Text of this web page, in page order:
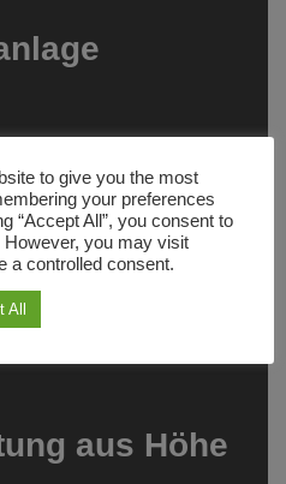
aus Höhe
to give you the most
your preferences
“Accept All”, you consent to
However, you may visit
a controlled consent.
All